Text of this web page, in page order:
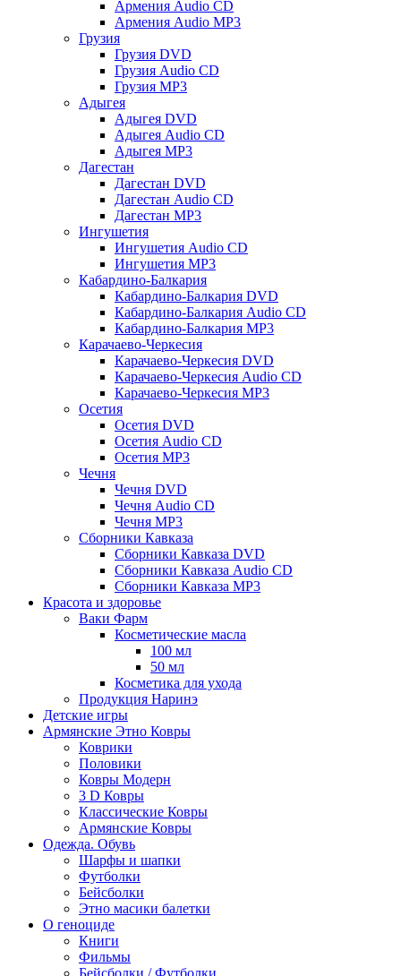
Армения Audio CD
Армения Audio MP3
Грузия
Грузия DVD
Грузия Audio CD
Грузия MP3
Адыгея
Адыгея DVD
Адыгея Audio CD
Адыгея MP3
Дагестан
Дагестан DVD
Дагестан Audio CD
Дагестан MP3
Ингушетия
Ингушетия Audio CD
Ингушетия MP3
Кабардино-Балкария
Кабардино-Балкария DVD
Кабардино-Балкария Audio CD
Кабардино-Балкария MP3
Карачаево-Черкесия
Карачаево-Черкесия DVD
Карачаево-Черкесия Audio CD
Карачаево-Черкесия MP3
Осетия
Осетия DVD
Осетия Audio CD
Осетия MP3
Чечня
Чечня DVD
Чечня Audio CD
Чечня MP3
Сборники Кавказа
Сборники Кавказа DVD
Сборники Кавказа Audio CD
Сборники Кавказа MP3
Красота и здоровье
Ваки Фарм
Косметические масла
100 мл
50 мл
Косметика для ухода
Продукция Наринэ
Детские игры
Армянские Этно Ковры
Коврики
Половики
Ковры Модерн
3 D Ковры
Классические Ковры
Армянские Ковры
Одежда. Обувь
Шарфы и шапки
Футболки
Бейсболки
Этно масики балетки
О геноциде
Книги
Фильмы
Бейсболки / Футболки